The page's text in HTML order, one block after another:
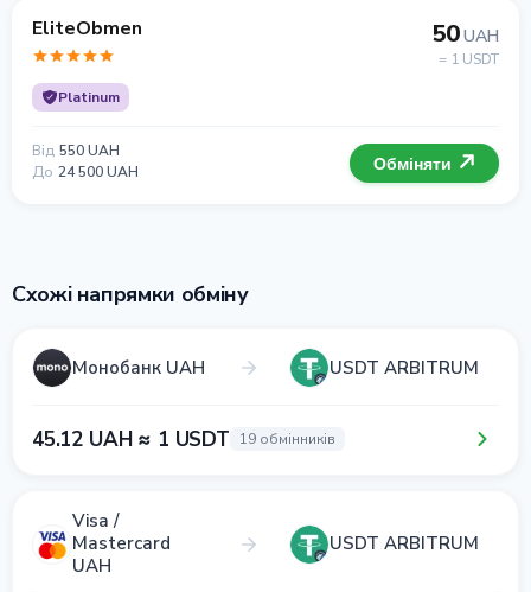
EliteObmen
Platinum
50UAH
= 1 USDT
Від 550 UAH
До 24 500 UAH Обміняти
Схожі напрямки обміну
Монобанк UAH USDT ARBITRUM
45.12 UAH ≈ 1 USDT 19 обмінників
Visa /
Mastercard
UAH
USDT ARBITRUM